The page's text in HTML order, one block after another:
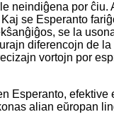
neindiĝena por ĉiu.
se Esperanto
se la
diferencojn de
vortojn por
Esperanto, efektive
alian eŭropan